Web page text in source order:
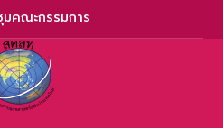
มคณะกรรมการ
าคณบดีคณะ
ขศาสตร์แห่ง
ทย ครั้งที่ 1/2567
มสามัญประจำปี
ดีคณะสาธารณสุข